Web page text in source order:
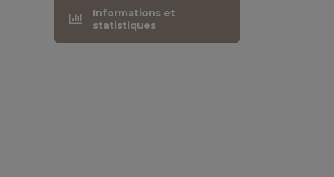
Informations et
statistiques